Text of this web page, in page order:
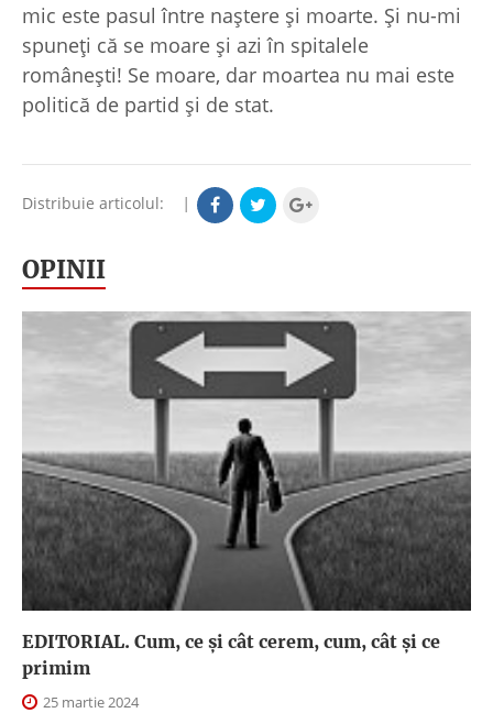
mic este pasul între naştere şi moarte. Şi nu-mi
spuneţi că se moare şi azi în spitalele
româneşti! Se moare, dar moartea nu mai este
politică de partid şi de stat.
Distribuie articolul: |
OPINII
EDITORIAL. Cum, ce şi cât cerem, cum, cât şi ce
primim
25 martie 2024